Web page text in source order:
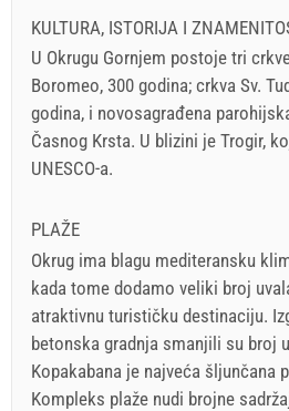
KULTURA, ISTORIJA I
U Okrugu Gornjem postoje tri
Boromeo, 300 godina; crkva Sv.
godina, i novosagrađena
Časnog Krsta. U blizini je Trogir,
UNESCO-a.
PLAŽE
Okrug ima blagu mediteransku
kada tome dodamo veliki broj
atraktivnu turističku destinaciju.
betonska gradnja smanjili su broj
Kopakabana je najveća šljunčana
Kompleks plaže nudi brojne